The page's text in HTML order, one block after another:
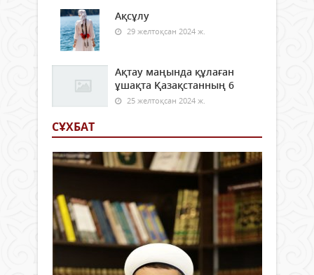
Ақсұлу
29 желтоқсан 2024 ж.
Ақтау маңында құлаған
ұшақта Қазақстанның 6
25 желтоқсан 2024 ж.
СҰХБАТ